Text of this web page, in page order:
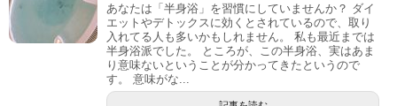
あなたは「半身浴」を習慣にしていませんか？ ダイ
エットやデトックスに効くとされているので、取り
入れてる人も多いかもしれません。 私も最近までは
半身浴派でした。 ところが、この半身浴、実はあま
り意味ないということが分かってきたというので
す。 意味がな...